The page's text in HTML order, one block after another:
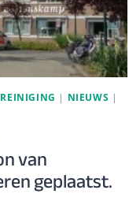
| NIEUWS |
van
geplaatst.